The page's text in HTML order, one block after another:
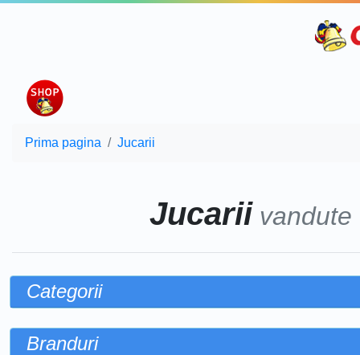
Prima pagina Jucarii
Jucarii
Categorii
Branduri